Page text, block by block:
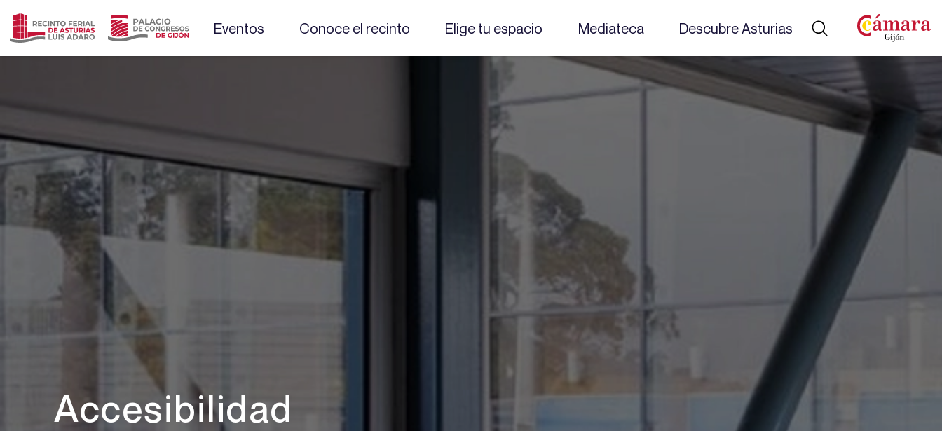
Eventos Conoce el recinto Elige tu espacio Mediateca Descubre Asturias
Accesibilidad